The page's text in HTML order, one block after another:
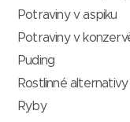
Potraviny v aspiku
Potraviny v
Puding
Rostlinné alternativy
Ryby